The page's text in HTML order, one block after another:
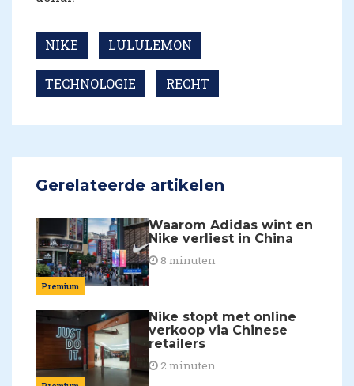
NIKE LULULEMON
TECHNOLOGIE RECHT
Gerelateerde artikelen
Premium
Waarom Adidas wint en
Nike verliest in China
8 minuten
Nike stopt met online
verkoop via Chinese
retailers
2 minuten